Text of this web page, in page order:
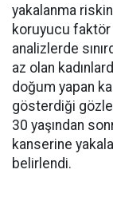
yakalanma
koruyucu
analizlerde
az olan
doğum yapan
gösterdiği
30 yaşından
kanserine
belirlendi.